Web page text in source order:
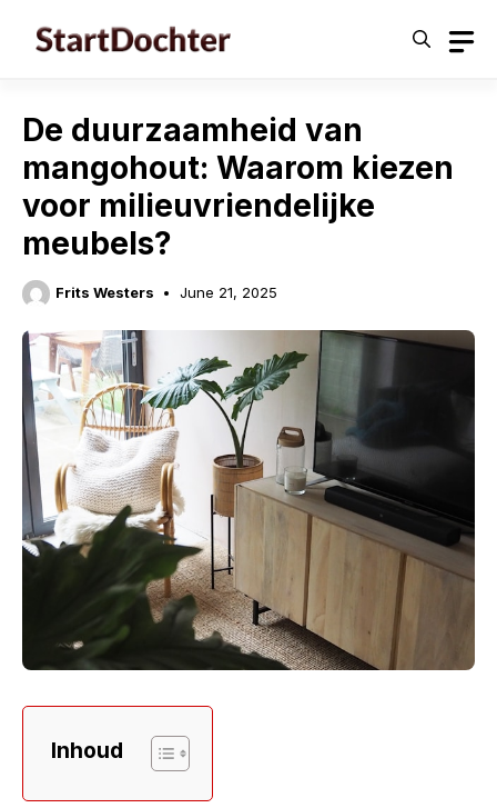
De duurzaamheid van
mangohout: Waarom kiezen
voor milieuvriendelijke
meubels?
Frits Westers June 21, 2025
Inhoud